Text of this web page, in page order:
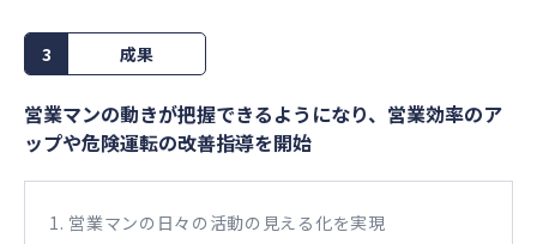
3 成果
営業マンの動きが把握できるようになり、営業効率のア
ップや危険運転の改善指導を開始
1. 営業マンの日々の活動の見える化を実現